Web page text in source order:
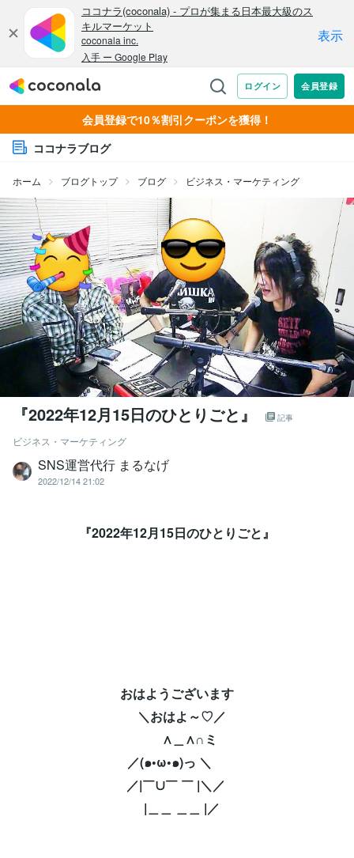
会員登録で10％割引クーポンを獲得！
ココナラブログ
ホーム ブログトップ ブログ ビジネス・マーケティング
『2022年12月15日のひとりごと』⁡ 記事
ビジネス・マーケティング
SNS運営代行 まるなげ
2022/12/14 21:02
『2022年12月15日のひとりごと』⁡
おはようございます⁡
＼おはよ～♡／ ⁡
∧＿∧∩ミ ⁡
／(๑•ω•๑)っ ＼ ⁡
／|￣∪￣ ￣ |＼／ ⁡
|＿＿ ＿＿ |／⁡